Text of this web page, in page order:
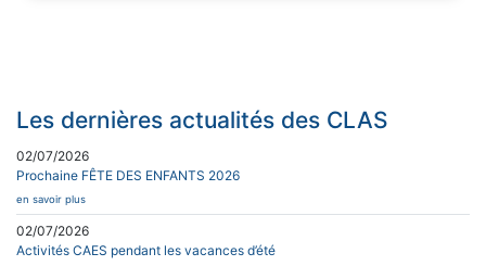
Les dernières actualités des CLAS
02/07/2026
Prochaine FÊTE DES ENFANTS 2026
en savoir plus
02/07/2026
Activités CAES pendant les vacances d’été